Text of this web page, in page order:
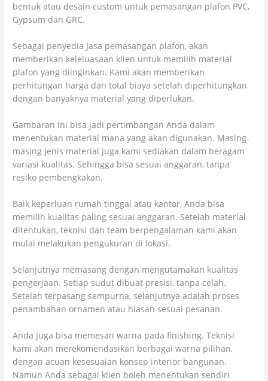
bentuk atau desain custom untuk pemasangan plafon PVC,
Gypsum dan GRC.
Sebagai penyedia Jasa pemasangan plafon, akan
memberikan keleluasaan klien untuk memilih material
plafon yang diinginkan. Kami akan memberikan
perhitungan harga dan total biaya setelah diperhitungkan
dengan banyaknya material yang diperlukan.
Gambaran ini bisa jadi pertimbangan Anda dalam
menentukan material mana yang akan digunakan. Masing-
masing jenis material juga kami sediakan dalam beragam
variasi kualitas. Sehingga bisa sesuai anggaran, tanpa
resiko pembengkakan.
Baik keperluan rumah tinggal atau kantor, Anda bisa
memilih kualitas paling sesuai anggaran. Setelah material
ditentukan, teknisi dan team berpengalaman kami akan
mulai melakukan pengukuran di lokasi.
Selanjutnya memasang dengan mengutamakan kualitas
pengerjaan. Setiap sudut dibuat presisi, tanpa celah.
Setelah terpasang sempurna, selanjutnya adalah proses
penambahan ornamen atau hiasan sesuai pesanan.
Anda juga bisa memesan warna pada finishing. Teknisi
kami akan merekomendasikan berbagai warna pilihan,
dengan acuan kesesuaian konsep interior bangunan.
Namun Anda sebagai klien boleh menentukan sendiri